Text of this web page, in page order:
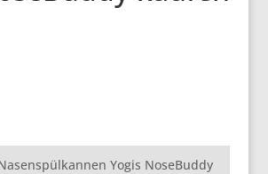
Yogis NoseBuddy